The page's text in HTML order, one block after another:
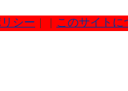
シー | | このサイトに